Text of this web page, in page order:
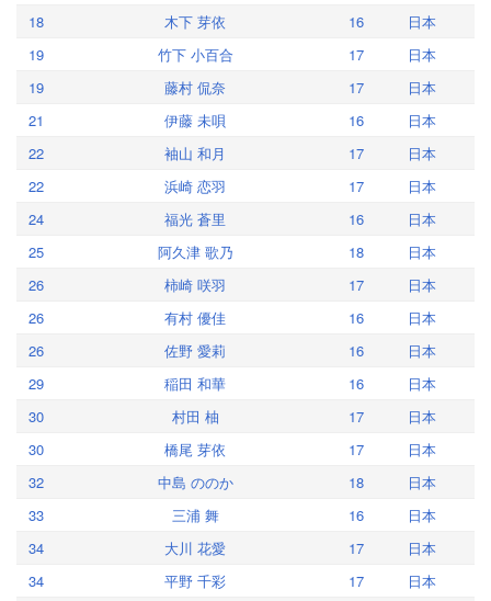
18
木下 芽依 16
日本
19
竹下 小百合 17
日本
19
藤村 侃奈 17
日本
21
伊藤 未唄 16
日本
22
袖山 和月 17
日本
22
浜崎 恋羽 17
日本
24
福光 蒼里 16
日本
25
阿久津 歌乃 18
日本
26
柿崎 咲羽 17
日本
26
有村 優佳 16
日本
26
佐野 愛莉 16
日本
29
稲田 和華 16
日本
30
村田 柚 17
日本
30
橋尾 芽依 17
日本
32
中島 ののか 18
日本
33
三浦 舞 16
日本
34
大川 花愛 17
日本
34
平野 千彩 17
日本